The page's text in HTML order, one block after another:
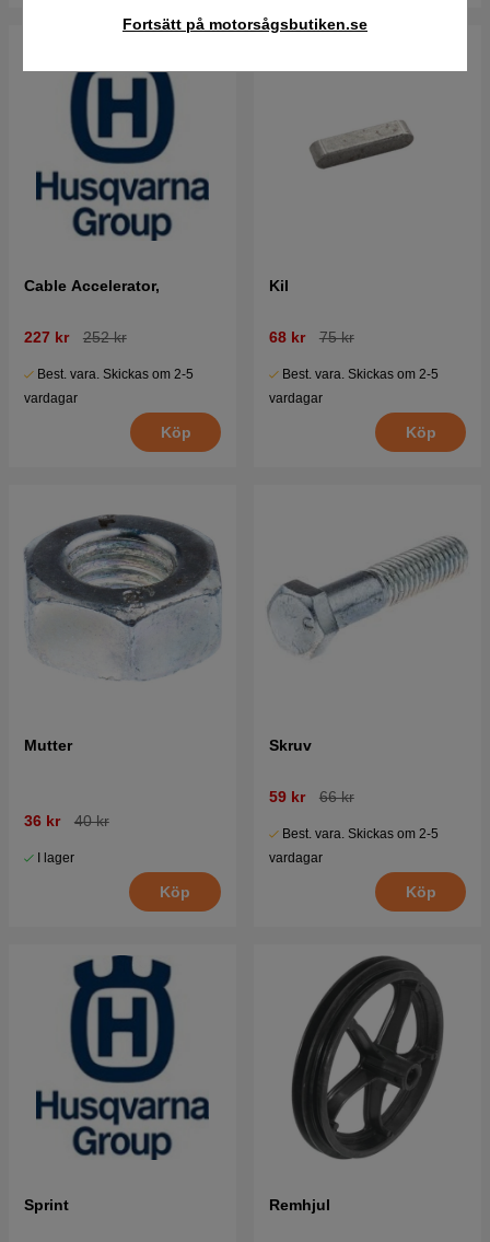
Fortsätt på motorsågsbutiken.se
Cable Accelerator,
227 kr 252 kr
Best. vara. Skickas om 2-5
vardagar
Köp
Kil
68 kr 75 kr
Best. vara. Skickas om 2-5
vardagar
Köp
Mutter
36 kr 40 kr
I lager
Köp
Skruv
59 kr 66 kr
Best. vara. Skickas om 2-5
vardagar
Köp
Sprint Remhjul